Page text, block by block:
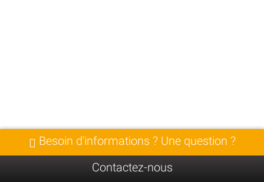
Besoin d'informations ? Une question ?
Contactez-nous